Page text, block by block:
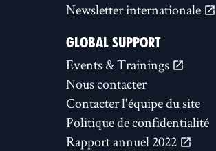
Newsletter internationale
GLOBAL SUPPORT
Events & Trainings
Nous contacter
Contacter l'équipe du site
Politique de confidentialité
Rapport annuel 2022